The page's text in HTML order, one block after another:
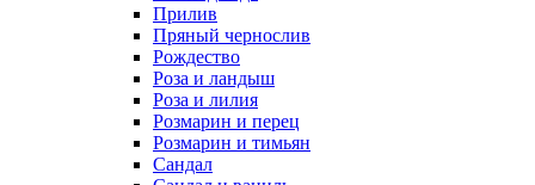
Прилив
Пряный чернослив
Рождество
Роза и ландыш
Роза и лилия
Розмарин и перец
Розмарин и тимьян
Сандал